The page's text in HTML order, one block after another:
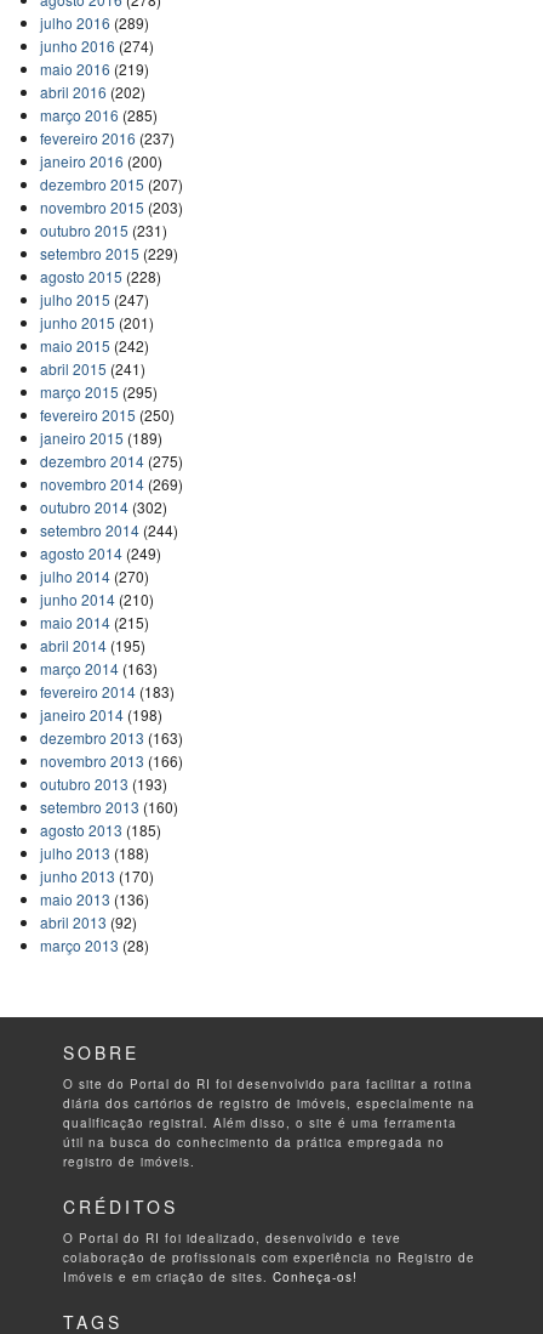
julho 2016 (289)
junho 2016 (274)
maio 2016 (219)
abril 2016 (202)
março 2016 (285)
fevereiro 2016 (237)
janeiro 2016 (200)
dezembro 2015 (207)
novembro 2015 (203)
outubro 2015 (231)
setembro 2015 (229)
agosto 2015 (228)
julho 2015 (247)
junho 2015 (201)
maio 2015 (242)
abril 2015 (241)
março 2015 (295)
fevereiro 2015 (250)
janeiro 2015 (189)
dezembro 2014(275)
novembro 2014(269)
outubro 2014(302)
setembro 2014(244)
agosto 2014(249)
julho 2014(270)
junho 2014(210)
maio 2014(215)
abril 2014(195)
março 2014(163)
fevereiro 2014(183)
janeiro 2014(198)
dezembro 2013 (163)
novembro 2013 (166)
outubro 2013 (193)
setembro 2013 (160)
agosto 2013 (185)
julho 2013 (188)
junho 2013 (170)
maio 2013 (136)
abril 2013 (92)
março 2013 (28)
SOBRE
O site do Portal do RI foi desenvolvido para facilitar a rotina
diária dos cartórios de registro de imóveis, especialmente na
qualificação registral. Além disso, o site é uma ferramenta
útil na busca do conhecimento da prática empregada no
registro de imóveis.
CRÉDITOS
O Portal do RI foi idealizado, desenvolvido e teve
colaboração de profissionais com experiência no Registro de
Imóveis e em criação de sites.Conheça-os!
TAGS